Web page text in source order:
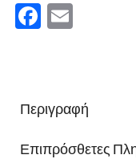
Facebook
Περιγραφή
Επιπρόσθετες